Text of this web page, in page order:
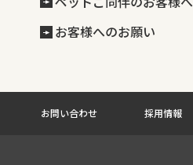
お客様へのお願い
お問い合わせ 採用情報